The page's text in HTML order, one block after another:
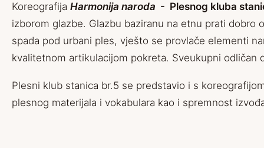
Koreografija Harmonija naroda ­- Plesnog kluba
izborom glazbe. Glazbu baziranu na etnu prati dobro
spada pod urbani ples, vješto se provlače elementi
kvalitetnom artikulacijom pokreta. Sveukupni odličan
Plesni klub stanica br.5 se predstavio i s
plesnog materijala i vokabulara kao i spremnost